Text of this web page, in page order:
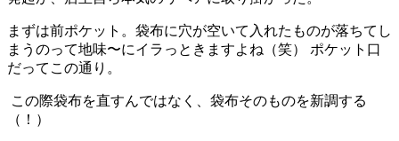
まずは前ポケット。袋布に穴が空いて入れたものが落ちてし
まうのって地味〜にイラっときますよね（笑） ポケット口
だってこの通り。
この際袋布を直すんではなく、袋布そのものを新調する
（！）